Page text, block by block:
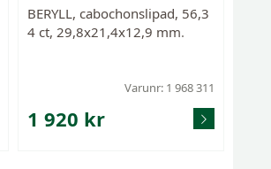
BERYLL, cabochonslipad, 56,3
4 ct, 29,8x21,4x12,9 mm.
Varunr: 1 968 311
1 920 kr